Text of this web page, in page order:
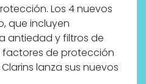
Los 4 nuevos
que incluyen
antiedad y filtros de
de protección
Clarins lanza sus nuevos